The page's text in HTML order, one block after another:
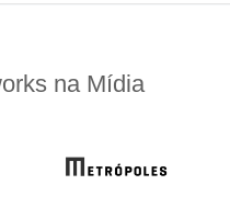
na Mídia